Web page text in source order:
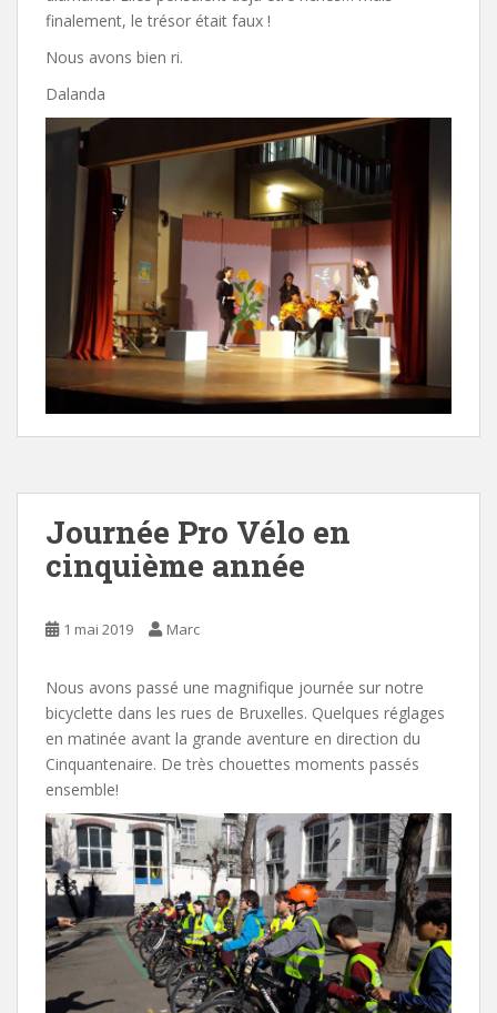
finalement, le trésor était faux !
Nous avons bien ri.
Dalanda
Journée Pro Vélo en
cinquième année
1 mai 2019 Marc
Nous avons passé une magnifique journée sur notre
bicyclette dans les rues de Bruxelles. Quelques réglages
en matinée avant la grande aventure en direction du
Cinquantenaire. De très chouettes moments passés
ensemble!